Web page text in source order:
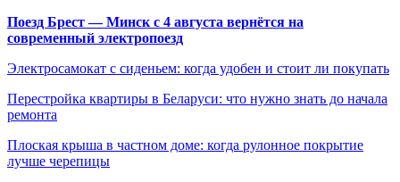
Поезд Брест — Минск с 4 августа вернётся на
современный электропоезд
Электросамокат с сиденьем: когда удобен и стоит ли покупать
Перестройка квартиры в Беларуси: что нужно знать до начала
ремонта
Плоская крыша в частном доме: когда рулонное покрытие
лучше черепицы